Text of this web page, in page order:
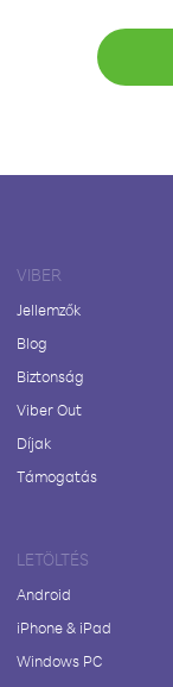
VIBER
Jellemzők
Blog
Biztonság
Viber Out
Díjak
Támogatás
LETÖLTÉS
Android
iPhone & iPad
Windows PC